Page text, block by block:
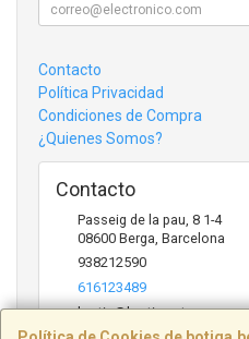
Contacto
Política Privacidad
Condiciones de Compra
¿Quienes Somos?
Contacto
Passeig de la pau, 8 1-4
08600 Berga Barcelona
938212590
616123489
bertic@bertic.cat